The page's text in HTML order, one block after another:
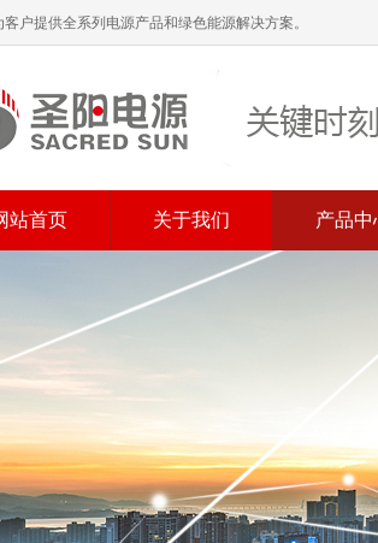
户提供全系列电源产品和绿色能源解决方案。
站首页 关于我们 产品中